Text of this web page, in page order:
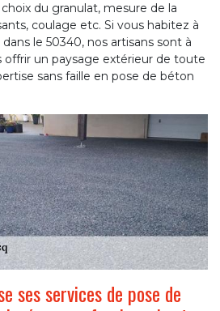
du granulat, mesure de la
coulage etc. Si vous habitez à
le 50340, nos artisans sont à
offrir un paysage extérieur de toute
sans faille en pose de béton
ses services de pose de